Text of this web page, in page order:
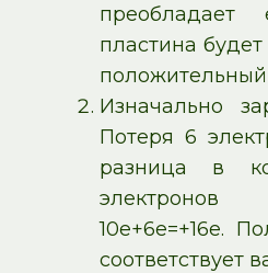
пластина
положительный
Изначально
Потеря 6
разница в
10е+6е=+16е.
соответствует